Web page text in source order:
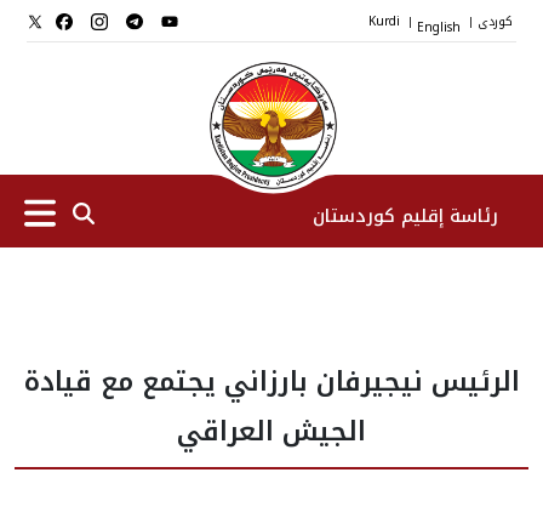
کوردی |
English
|
Kurdi
رئاسة إقليم كوردستان
نواب الرئيس
طاقم الرئاسة
الرئيس نيجيرفان بارزاني يجتمع مع قيادة
الجيش العراقي